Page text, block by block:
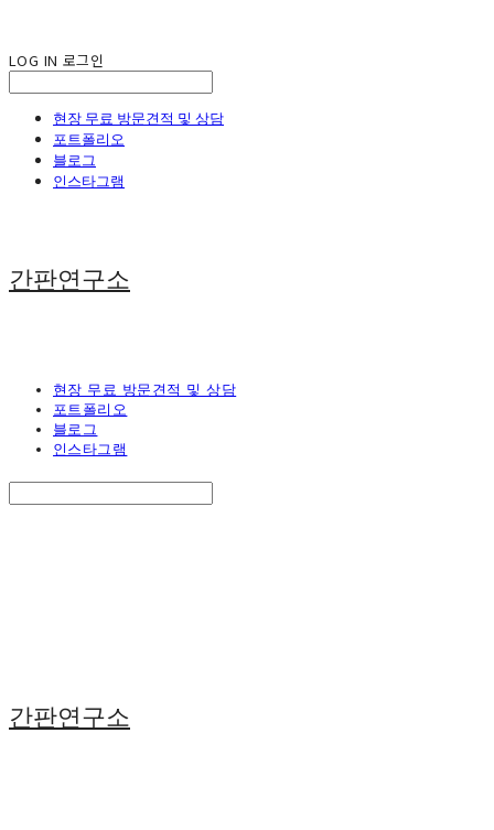
LOG IN 로그인
현장 무료 방문견적 및 상담
포트폴리오
블로그
인스타그램
간판연구소
현장 무료 방문견적 및 상담
포트폴리오
블로그
인스타그램
간판연구소